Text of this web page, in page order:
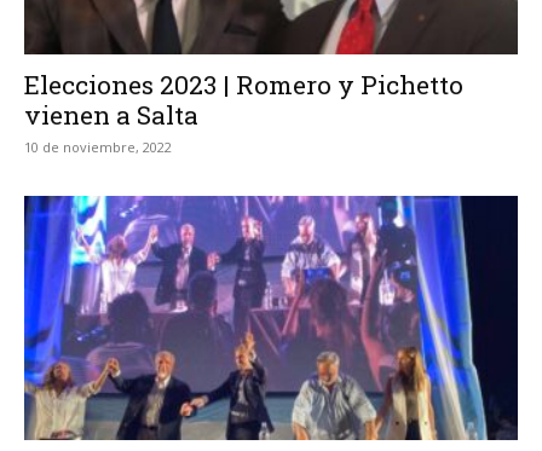
Elecciones 2023 | Romero y Pichetto
vienen a Salta
10 de noviembre, 2022